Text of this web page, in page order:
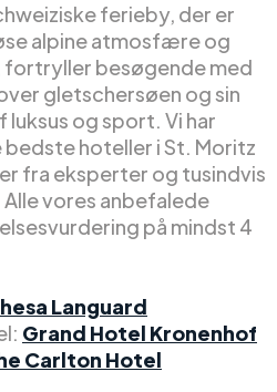
ferieby, der er
alpine atmosfære og
fortryller besøgende med
gletschersøen og sin
og sport. Vi har
bedste hoteller i St. Moritz
fra eksperter og tusindvis
vores anbefalede
på mindst 4
Languard
Grand Hotel Kronenhof
Carlton Hotel